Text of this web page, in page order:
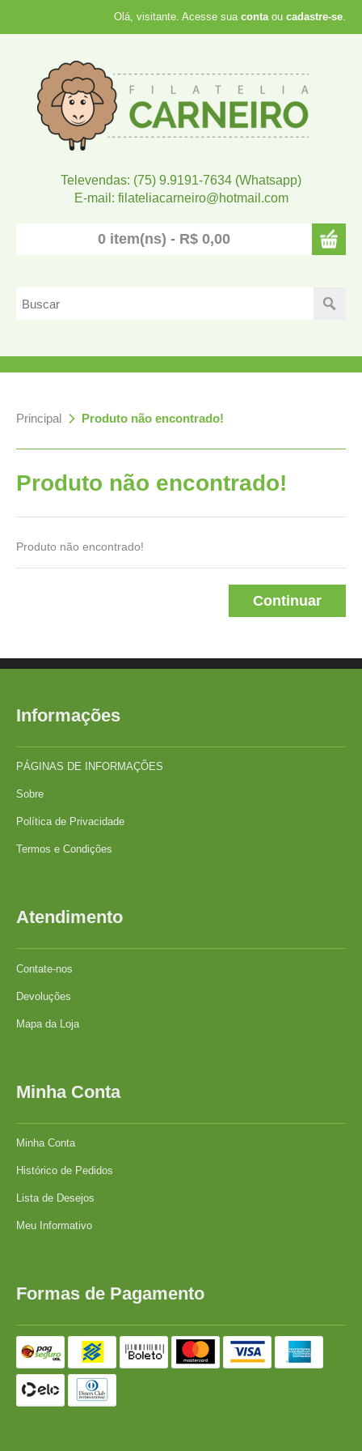
Olá, visitante. Acesse sua contaou cadastre-se.
Televendas: (75) 9.9191-7634 (Whatsapp)
E-mail: filateliacarneiro@hotmail.com
0 item(ns) - R$ 0,00
Principal » Produto não encontrado!
Produto não encontrado!
Produto não encontrado!
Continuar
Informações
PÁGINAS DE INFORMAÇÕES
Sobre
Política de Privacidade
Termos e Condições
Atendimento
Contate-nos
Devoluções
Mapa da Loja
Minha Conta
Minha Conta
Histórico de Pedidos
Lista de Desejos
Meu Informativo
Formas de Pagamento